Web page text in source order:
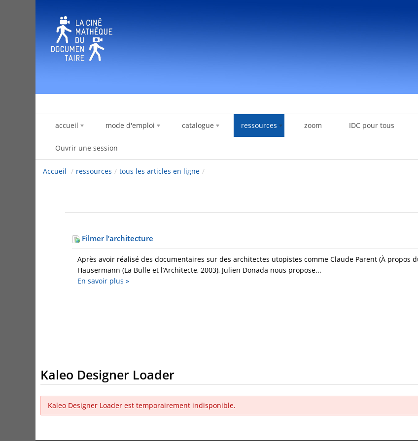
accueil mode d'emploi catalogue ressources zoom IDC pour tous
Ouvrir une session
Accueil / ressources / tous les articles en ligne /
Filmer l’architecture
Après avoir réalisé des documentaires sur des architectes utopistes comme Claude Parent (À propos
Häusermann (La Bulle et l’Architecte, 2003), Julien Donada nous propose...
En savoir plus »
Kaleo Designer Loader
Kaleo Designer Loader est temporairement indisponible.